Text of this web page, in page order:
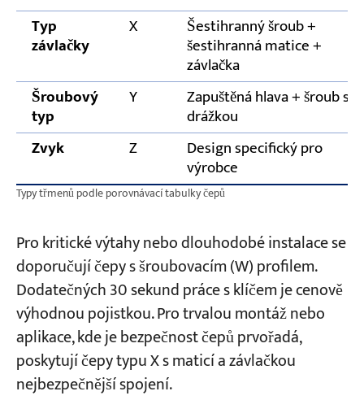
Typ
závlačky
X Šestihranný šroub +
šestihranná matice +
závlačka
Šroubový
typ
Y Zapuštěná hlava + šroub s
drážkou
Zvyk
Z Design specifický pro
výrobce
Typy třmenů podle porovnávací tabulky čepů
Pro kritické výtahy nebo dlouhodobé instalace se
doporučují čepy s šroubovacím (W) profilem.
Dodatečných 30 sekund práce s klíčem je cenově
výhodnou pojistkou. Pro trvalou montáž nebo
aplikace, kde je bezpečnost čepů prvořadá,
poskytují čepy typu X s maticí a závlačkou
nejbezpečnější spojení.